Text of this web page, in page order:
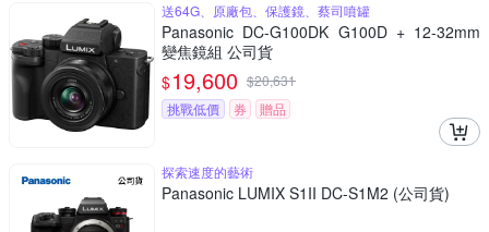
送64G、原廠包、保護鏡、蔡司噴罐
Panasonic DC-G100DK G100D + 12-32mm
變焦鏡組 公司貨
$19,600 $20,631
挑戰低價
券 贈品
探索速度的藝術
Panasonic LUMIX S1II DC-S1M2 (公司貨)